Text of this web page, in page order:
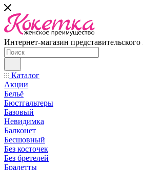
Интернет-магазин представительского
Каталог
Акции
Бельё
Бюстгальтеры
Базовый
Невидимка
Балконет
Бесшовный
Без косточек
Без бретелей
Бралетты